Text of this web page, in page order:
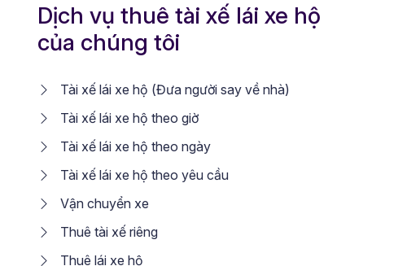
Dịch vụ thuê tài xế lái xe hộ
của chúng tôi
Tài xế lái xe hộ (Đưa người say về nhà)
Tài xế lái xe hộ theo giờ
Tài xế lái xe hộ theo ngày
Tài xế lái xe hộ theo yêu cầu
Vận chuyển xe
Thuê tài xế riêng
Thuê lái xe hộ